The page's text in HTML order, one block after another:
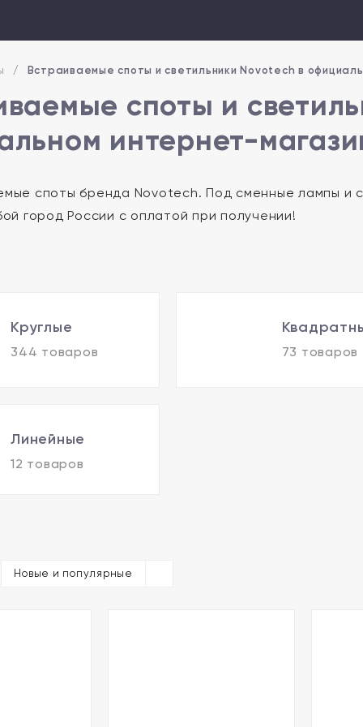
/ Встраиваемые споты и светильники Novotech в
споты и
интернет-
споты бренда Novotech. Под сменные лампы и
город России с оплатой при получении!
Круглые
344 товаров 73 товаров
Линейные
12 товаров
Новые и популярные